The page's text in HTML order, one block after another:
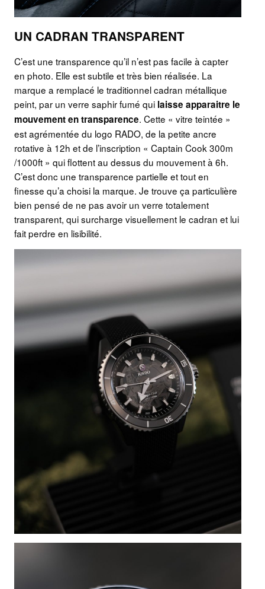
UN CADRAN TRANSPARENT
C’est une transparence qu’il n’est pas facile à capter
en photo. Elle est subtile et très bien réalisée. La
marque a remplacé le traditionnel cadran métallique
peint, par un verre saphir fumé qui laisse apparaitre le
mouvement en transparence. Cette « vitre teintée »
est agrémentée du logo RADO, de la petite ancre
rotative à 12h et de l’inscription « Captain Cook 300m
/1000ft » qui flottent au dessus du mouvement à 6h.
C’est donc une transparence partielle et tout en
finesse qu’a choisi la marque. Je trouve ça particulière
bien pensé de ne pas avoir un verre totalement
transparent, qui surcharge visuellement le cadran et lui
fait perdre en lisibilité.